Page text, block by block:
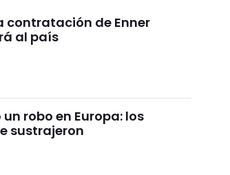
contratación de Enner
al país
robo en Europa: los
sustrajeron